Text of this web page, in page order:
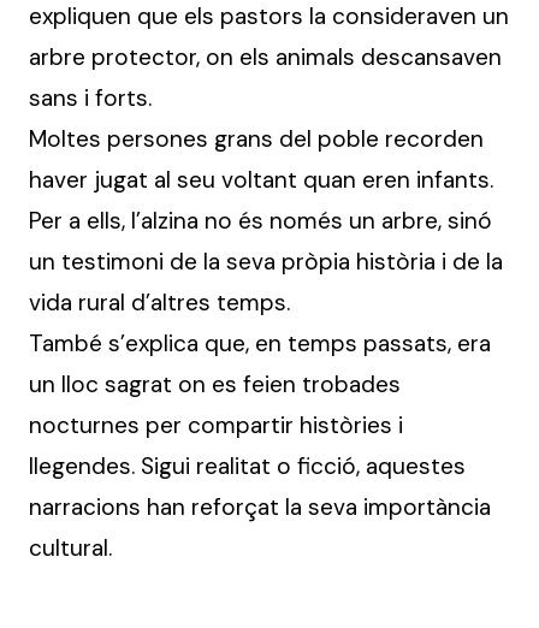
expliquen que els pastors la consideraven un
arbre protector, on els animals descansaven
sans i forts.
Moltes persones grans del poble recorden
haver jugat al seu voltant quan eren infants.
Per a ells, l’alzina no és només un arbre, sinó
un testimoni de la seva pròpia història i de la
vida rural d’altres temps.
També s’explica que, en temps passats, era
un lloc sagrat on es feien trobades
nocturnes per compartir històries i
llegendes. Sigui realitat o ficció, aquestes
narracions han reforçat la seva importància
cultural.